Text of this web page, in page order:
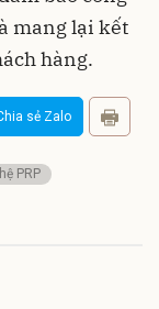
mang lại kết
hàng.
sẻ Zalo
PRP